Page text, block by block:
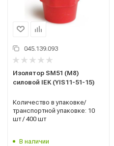
045.139.093
Изолятор SM51 (М8)
силовой IEK (YIS11-51-15)
Количество в упаковке/
транспортной упаковке: 10
шт / 400 шт
В наличии